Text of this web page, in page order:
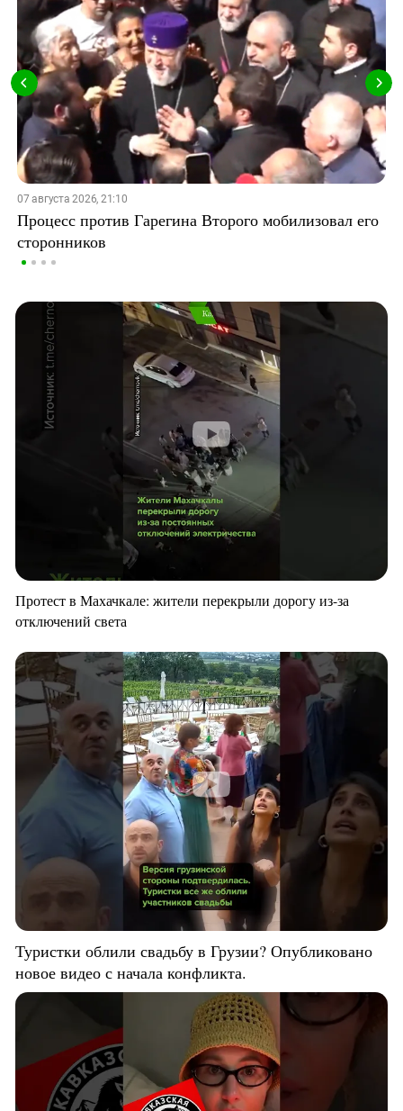
07 августа 2026, 21:10
Процесс против Гарегина Второго мобилизовал его
сторонников
Протест в Махачкале: жители перекрыли дорогу из-за
отключений света
Туристки облили свадьбу в Грузии? Опубликовано
новое видео с начала конфликта.